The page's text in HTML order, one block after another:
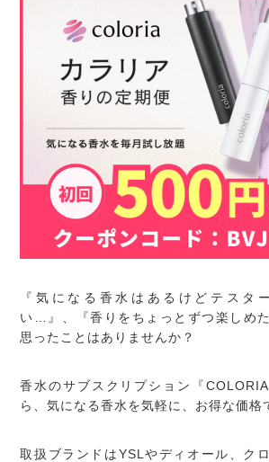
『気になる香水はあるけどテスタ
い…』、『香りをちょっとずつ楽しめ
思ったことはありませんか？
香水のサブスクリプション『
ら、気になる香水を気軽に、お得な価格
取扱ブランドはYSLやディオール、ク